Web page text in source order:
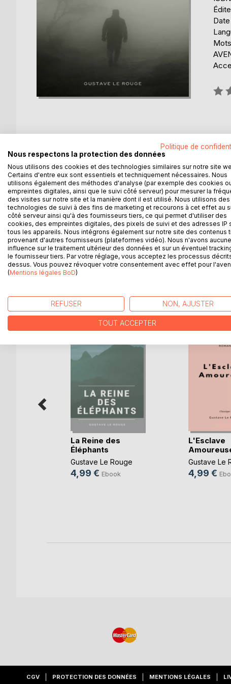
Cette saga en quatre volumes est le premier
nouvelles. Il écrit d'ailleurs ce roman en
William Boltyn, milliardaire, veut devenir l'homme
à l'armement à outrance des USA, seul pays
son projet de loi est rejeté. Il convoque alors les
hauteur de ses grandioses desseins. La lutte sera
«Chariot psychique», train ultra-rapide, sous-
génie scientifique seront mises en oeuvre. Et
pas toujours suffisants pour vaincre...
AUTEUR(S) CRITIQUES
D’AUTRES TITRES À
La Reine des
Éléphants
Gustave Le Rouge
4,99 € Ebook
L'Esclave
Gustave Le
4,99 €
CGV PROTECTION DES DONNÉES MENTIONS LÉGALES
Politique de
Nous respectons la protection des données
Nous utilisons des cookies et des technologies similaires sur notre site
Certains d'entre eux sont essentiels et techniquement nécessaires. Nous
utilisons également des méthodes d'analyse (par exemple des cookies
empreintes digitales, ainsi que le suivi côté serveur) pour mesurer la
des visites sur notre site et la manière dont il est utilisé. Nous utilisons des
technologies de suivi à des fins de marketing et recourons à cet effet au
côté serveur ainsi qu'à des fournisseurs tiers, ce qui permet d'utiliser des
cookies, des empreintes digitales, des pixels de suivi et des adresses IP
tous les appareils. Nous intégrons également sur notre site des contenus
provenant d'autres fournisseurs (plateformes vidéo). Nous n'avons aucune
influence sur le traitement ultérieur des données et sur un éventuel
le fournisseur tiers. Par votre réglage, vous acceptez les processus
dessus. Vous pouvez révoquer votre consentement avec effet pour
(Mentions légales BoD)
REFUSER NON, AJUSTER
TOUT ACCEPTER